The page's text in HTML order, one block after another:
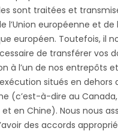
sont traitées et
l’Union européenne et de
européen. Toutefois, il
de transférer vos
à l’un de nos entrepôts
situés en dehors
(c’est-à-dire au
en Chine). Nous nous
des accords